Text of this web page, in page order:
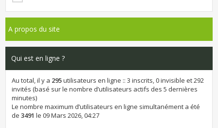
A propos du site
Qui est en ligne ?
Au total, il y a 295utilisateurs en ligne :: 3 inscrits, 0 invisible et 292
invités (basé sur le nombre d’utilisateurs actifs des 5 dernières
minutes)
Le nombre maximum d’utilisateurs en ligne simultanément a été
de3491 le 09 Mars 2026, 04:27